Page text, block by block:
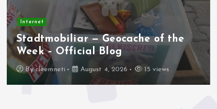
Internet
Apakah AMD AM4 Masih Jadi
Platform Terbaik Saat Ini?
Bycleemneti August 2, 2026 24 views